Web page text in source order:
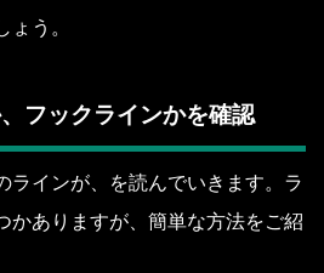
う。
フックラインかを確認
ラインが、を読んでいきます。ラ
かありますが、簡単な方法をご紹